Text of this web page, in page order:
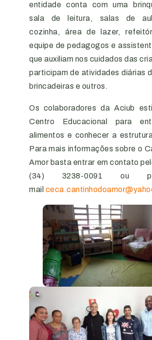
entidade conta com uma
sala de leitura, salas de
cozinha, área de lazer,
equipe de pedagogos e
que auxiliam nos cuidados das
participam de atividades diárias
brincadeiras e outros.
Os colaboradores da Aciub
Centro Educacional para
alimentos e conhecer a
Para mais informações sobre o
Amor basta entrar em contato
(34) 3238-0091 ou
mail